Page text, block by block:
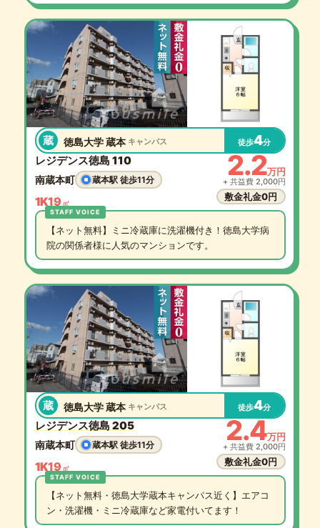
蔵 徳島大学 蔵本 キャンパス 徒歩4分
レジデンス徳島 110
南蔵本町 蔵本駅 徒歩11分
1K19 ㎡
2.2万円
+ 共益費 2,000円
敷金礼金0円
【ネット無料】ミニ冷蔵庫に洗濯機付き！徳島大学病
院の関係者様に人気のマンションです。
蔵 徳島大学 蔵本 キャンパス 徒歩4分
レジデンス徳島 205
南蔵本町 蔵本駅 徒歩11分
1K19 ㎡
2.4万円
+ 共益費 2,000円
敷金礼金0円
【ネット無料・徳島大学蔵本キャンパス近く】エアコ
ン・洗濯機・ミニ冷蔵庫など家電付いてます！